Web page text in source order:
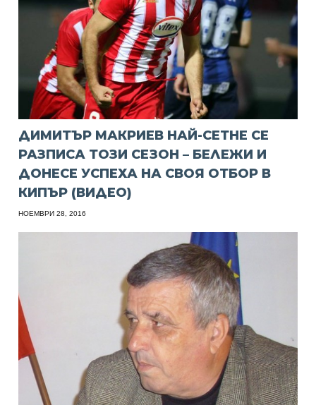
ДИМИТЪР МАКРИЕВ НАЙ-СЕТНЕ СЕ
РАЗПИСА ТОЗИ СЕЗОН – БЕЛЕЖИ И
ДОНЕСЕ УСПЕХА НА СВОЯ ОТБОР В
КИПЪР (ВИДЕО)
НОЕМВРИ 28, 2016